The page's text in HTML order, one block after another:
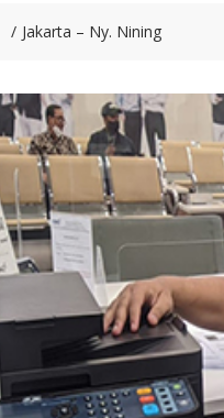
Jakarta – Ny. Nining